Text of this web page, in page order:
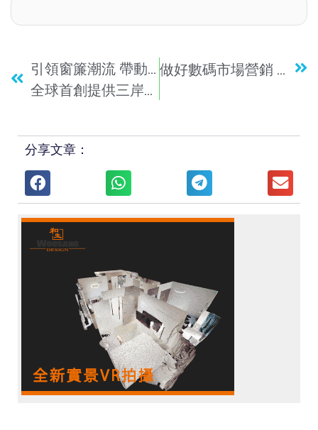
引領窗簾潮流 帶動本地就業
全球首創提供三岸四地互聯交貨
做好數碼市場營銷 重點不應只是「點擊」
分享文章：